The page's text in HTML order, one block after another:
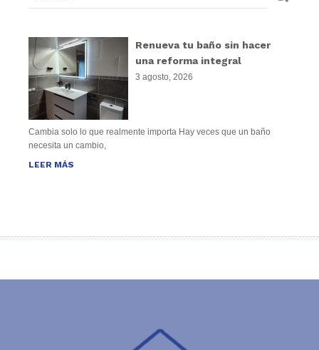
Renueva tu baño sin hacer
una reforma integral
3 agosto, 2026
Cambia solo lo que realmente importa Hay veces que un baño
necesita un cambio,
LEER MÁS